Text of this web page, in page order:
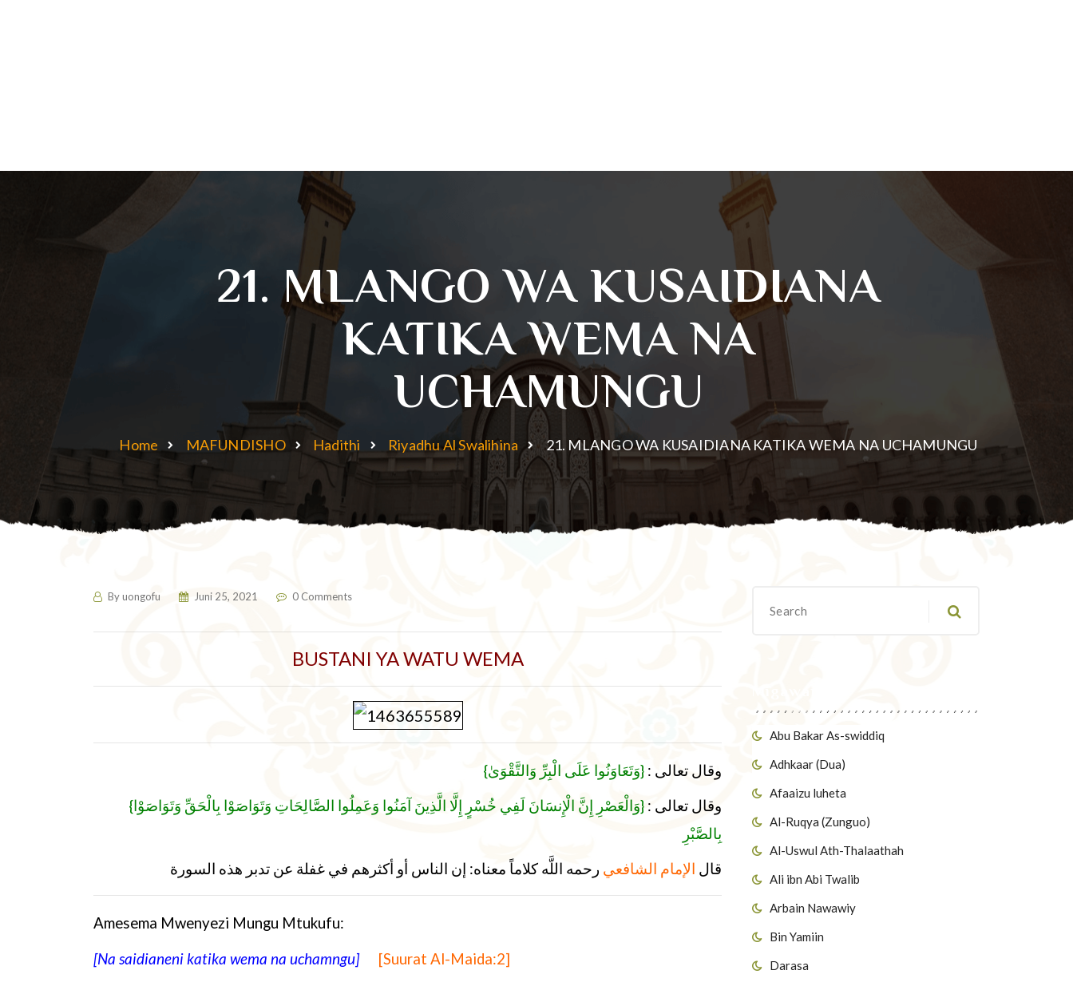
21. MLANGO WA KUSAIDIANA
KATIKA WEMA NA
UCHAMUNGU
Home MAFUNDISHO Hadithi Riyadhu Al Swalihina 21. MLANGO WA KUSAIDIANA KATIKA WEMA NA UCHAMUNGU
Abu Bakar As-swiddiq
Adhkaar (Dua)
Afaaizu luheta
Al-Ruqya (Zunguo)
Al-Uswul Ath-Thalaathah
Ali ibn Abi Twalib
Arbain Nawawiy
Bin Yamiin
Darasa
Byuongofu Juni 25, 2021 0 Comments
BUSTANI YA WATU WEMA
{ وقال تعالى : {وَتَعَاوَنُوا عَلَى الْبِرِّ وَالتَّقْوَىٰ
{
وقال تعالى : {وَالْعَصْرِ إِنَّ الْإِنسَانَ لَفِي خُسْرٍ إِلَّا الَّذِينَ آمَنُوا وَعَمِلُوا الصَّالِحَاتِ وَتَوَاصَوْا بِالْحَقِّ وَتَوَاصَوْا
بِالصَّبْرِ
قال الإمام الشافعي رحمه اللَّه كلاماً معناه: إن الناس أو أكثرهم في غفلة عن تدبر هذه السورة
Amesema Mwenyezi Mungu Mtukufu:
[Na saidianeni katika wema na uchamngu] [Suurat Al-Maida:2]